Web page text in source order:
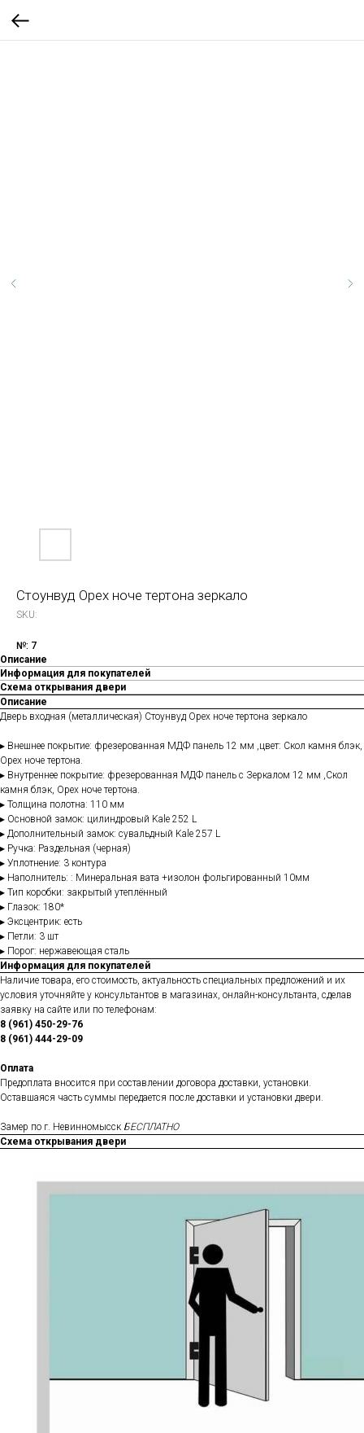
Стоунвуд Орех ноче тертона зеркало
SKU:
№: 7
Описание
Информация для покупателей
Схема открывания двери
Описание
Дверь входная (металлическая) Стоунвуд Орех ноче тертона зеркало
▸ Внешнее покрытие: фрезерованная МДФ панель 12 мм ,цвет: Скол камня блэк,
Орех ноче тертона.
▸ Внутреннее покрытие: фрезерованная МДФ панель с Зеркалом 12 мм ,Скол
камня блэк, Орех ноче тертона.
▸ Толщина полотна: 110 мм
▸ Основной замок: цилиндровый Kale 252 L
▸ Дополнительный замок: сувальдный Kale 257 L
▸ Ручка: Раздельная (черная)
▸ Уплотнение: 3 контура
▸ Наполнитель: : Минеральная вата +изолон фольгированный 10мм
▸ Тип коробки: закрытый утеплённый
▸ Глазок: 180*
▸ Эксцентрик: есть
▸ Петли: 3 шт
▸ Порог: нержавеющая сталь
Информация для покупателей
Наличие товара, его стоимость, актуальность специальных предложений и их
условия уточняйте у консультантов в магазинах, онлайн-консультанта, сделав
заявку на сайте или по телефонам:
8 (961) 450-29-76
8 (961) 444-29-09
Оплата
Предоплата вносится при составлении договора доставки, установки.
Оставшаяся часть суммы передается после доставки и установки двери.
Замер по г. Невинномысск БЕСПЛАТНО
Схема открывания двери